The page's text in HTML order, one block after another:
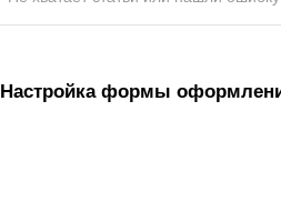
Настройка формы